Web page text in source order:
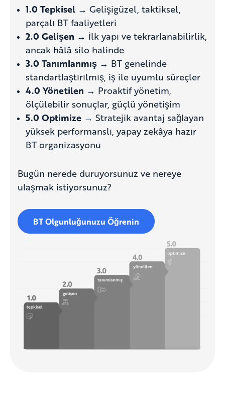
1.0 Tepkisel → Gelişigüzel, taktiksel,
parçalı BT faaliyetleri
2.0 Gelişen → İlk yapı ve tekrarlanabilirlik,
ancak hâlâ silo halinde
3.0 Tanımlanmış → BT genelinde
standartlaştırılmış, iş ile uyumlu süreçler
4.0 Yönetilen → Proaktif yönetim,
ölçülebilir sonuçlar, güçlü yönetişim
5.0 Optimize → Stratejik avantaj sağlayan
yüksek performanslı, yapay zekâya hazır
BT organizasyonu
Bugün nerede duruyorsunuz ve nereye
ulaşmak istiyorsunuz?
BT Olgunluğunuzu Öğrenin